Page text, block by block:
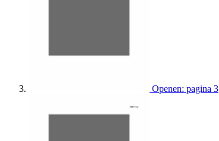
Openen: pagina 3